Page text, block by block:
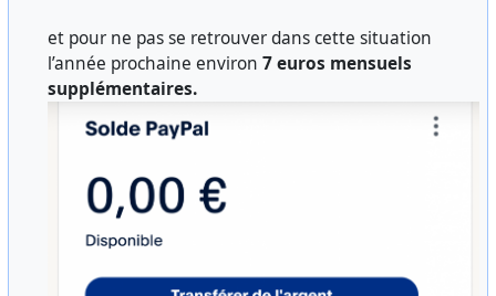
et pour ne pas se retrouver dans cette situation
l’année prochaine environ 7 euros mensuels
supplémentaires.